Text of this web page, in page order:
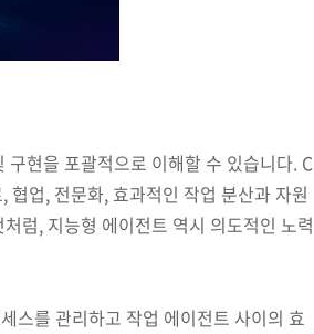
현을 포괄적으로 이해할 수 있습니다. C
업, 전문화, 효과적인 작업 분산과 자원
럼, 지능형 에이전트 역시 의도적인 노력
스를 관리하고 작업 에이전트 사이의 효